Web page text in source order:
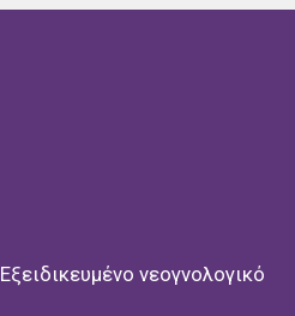
διάσπαση προσοχής κ.α.
Εξειδικευμένο νεογνολογικό